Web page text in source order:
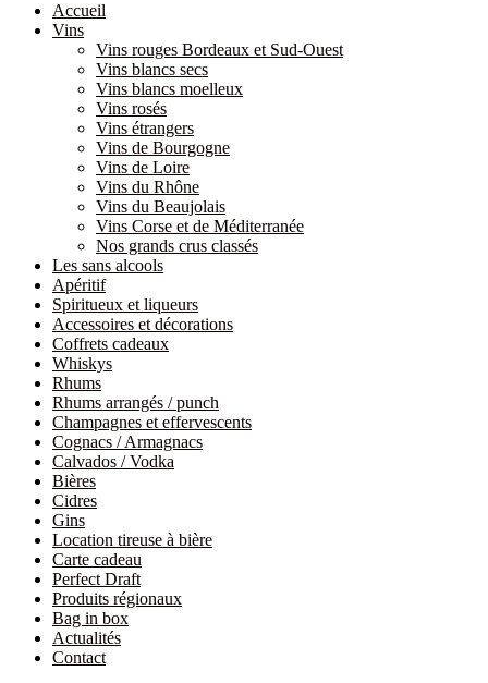
Accueil
Vins
Vins rouges Bordeaux et Sud-Ouest
Vins blancs secs
Vins blancs moelleux
Vins rosés
Vins étrangers
Vins de Bourgogne
Vins de Loire
Vins du Rhône
Vins du Beaujolais
Vins Corse et de Méditerranée
Nos grands crus classés
Les sans alcools
Apéritif
Spiritueux et liqueurs
Accessoires et décorations
Coffrets cadeaux
Whiskys
Rhums
Rhums arrangés / punch
Champagnes et effervescents
Cognacs / Armagnacs
Calvados / Vodka
Bières
Cidres
Gins
Location tireuse à bière
Carte cadeau
Perfect Draft
Produits régionaux
Bag in box
Actualités
Contact